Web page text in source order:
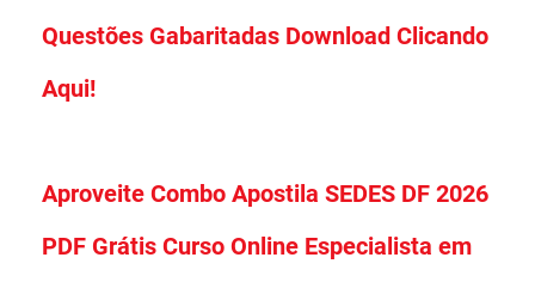
Questões Gabaritadas Download Clicando
Aqui!
Aproveite Combo Apostila SEDES DF 2026
PDF Grátis Curso Online Especialista em